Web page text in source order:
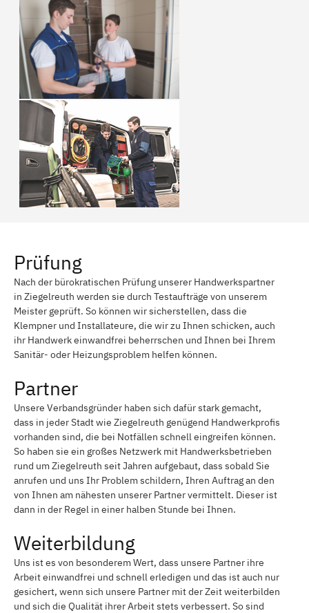
Prüfung
Nach der bürokratischen Prüfung unserer Handwerkspartner
in Ziegelreuth werden sie durch Testaufträge von unserem
Meister geprüft. So können wir sicherstellen, dass die
Klempner und Installateure, die wir zu Ihnen schicken, auch
ihr Handwerk einwandfrei beherrschen und Ihnen bei Ihrem
Sanitär- oder Heizungsproblem helfen können.
Partner
Unsere Verbandsgründer haben sich dafür stark gemacht,
dass in jeder Stadt wie Ziegelreuth genügend Handwerkprofis
vorhanden sind, die bei Notfällen schnell eingreifen können.
So haben sie ein großes Netzwerk mit Handwerksbetrieben
rund um Ziegelreuth seit Jahren aufgebaut, dass sobald Sie
anrufen und uns Ihr Problem schildern, Ihren Auftrag an den
von Ihnen am nähesten unserer Partner vermittelt. Dieser ist
dann in der Regel in einer halben Stunde bei Ihnen.
Weiterbildung
Uns ist es von besonderem Wert, dass unsere Partner ihre
Arbeit einwandfrei und schnell erledigen und das ist auch nur
gesichert, wenn sich unsere Partner mit der Zeit weiterbilden
und sich die Qualität ihrer Arbeit stets verbessert. So sind